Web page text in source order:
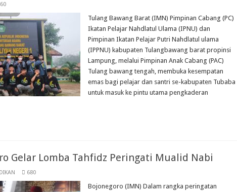
Tulang Bawang Barat (IMN) Pimpinan Cabang (PC)
Ikatan Pelajar Nahdlatul Ulama (IPNU) dan
Pimpinan Ikatan Pelajar Putri Nahdlatul ulama
(IPPNU) kabupaten Tulangbawang barat propinsi
Lampung, melalui Pimpinan Anak Cabang (PAC)
Tulang bawang tengah, membuka kesempatan
emas bagi pelajar dan santri se-kabupaten Tubaba
untuk masuk ke pintu utama pengkaderan
Gelar Lomba Tahfidz Peringati Mualid Nabi
680
Bojonegoro (IMN) Dalam rangka peringatan